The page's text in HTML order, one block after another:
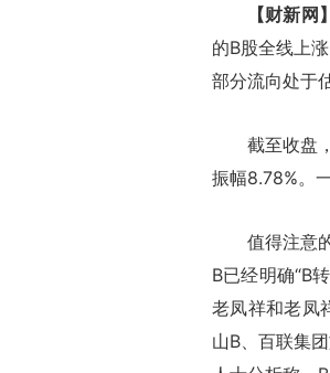
【财新
的B股全线上
部分流向处于
截至收盘，
振幅8.78%。
值得注意的
B已经明确“B
老凤祥和老凤
山B、百联集